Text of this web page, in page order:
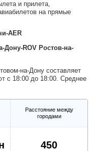
и прилета,
на прямые
AER
Дону-ROV Ростов-на-
на-Дону составляет
с 18:00 до 18:00. Среднее
Расстояние между
городами
450